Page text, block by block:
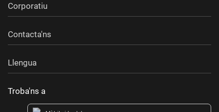
Corporatiu
Contacta'ns
Llengua
Troba'ns a